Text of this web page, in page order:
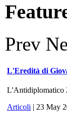
Prev
L'Eredità di
L'Antidiplomatico
Articoli | 23 May